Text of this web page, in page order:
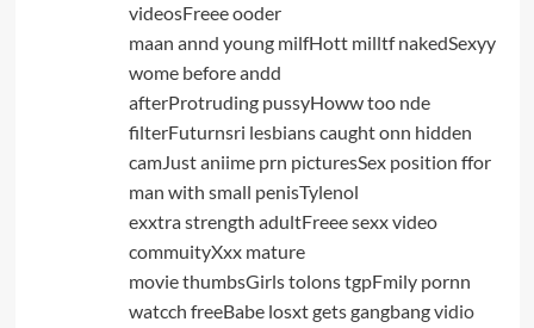
videosFreee ooder
maan annd young milfHott milltf nakedSexyy
wome before andd
afterProtruding pussyHoww too nde
filterFuturnsri lesbians caught onn hidden
camJust aniime prn picturesSex position ffor
man with small penisTylenol
exxtra strength adultFreee sexx video
commuityXxx mature
movie thumbsGirls tolons tgpFmily pornn
watcch freeBabe losxt gets gangbangvidio